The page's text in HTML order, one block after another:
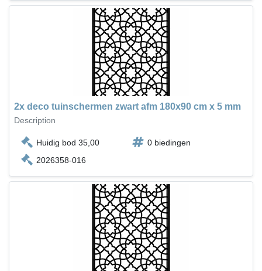
2x deco tuinschermen zwart afm 180x90 cm x 5 mm
Description
Huidig bod 35,00
0 biedingen
2026358-016